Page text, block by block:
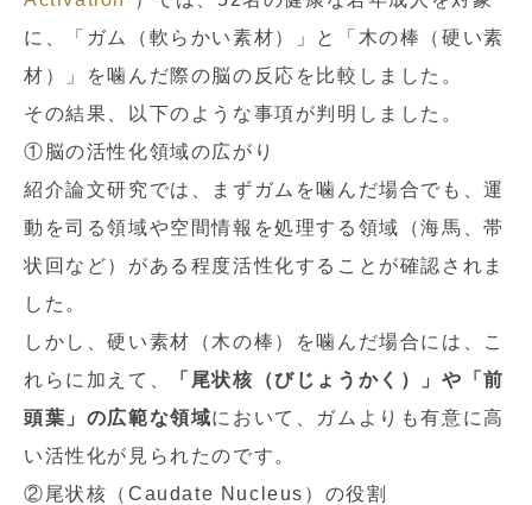
に、「ガム（軟らかい素材）」と「木の棒（硬い素
材）」を噛んだ際の脳の反応を比較しました。
その結果、以下のような事項が判明しました。
①脳の活性化領域の広がり
紹介論文研究では、まずガムを噛んだ場合でも、運
動を司る領域や空間情報を処理する領域（海馬、帯
状回など）がある程度活性化することが確認されま
した。
しかし、硬い素材（木の棒）を噛んだ場合には、こ
れらに加えて、
「尾状核（びじょうかく）」や「前
頭葉」の広範な領域において、ガムよりも有意に高
い活性化が見られたのです。
②尾状核（Caudate Nucleus）の役割